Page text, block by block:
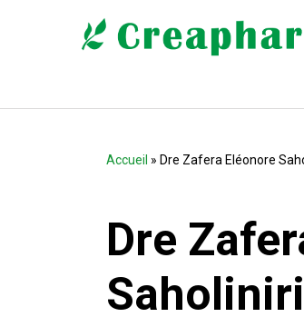
Accueil » Dre Zafera Eléonore
Dre